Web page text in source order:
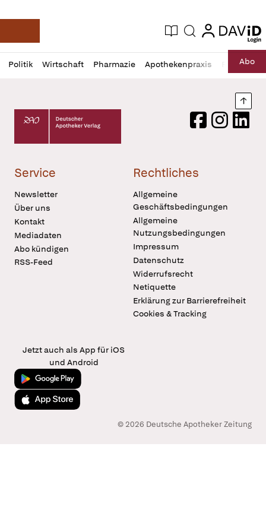
Deutsche Apotheker Zeitung
Aktuelle Ausgabe
Suche login
login
Politik Wirtschaft Pharmazie Apothekenpraxis RechtAbo
Profil
öffnen
Daz
Pur
Deutscher Apotheker Verlag Logo
FacebookInstagram
Service
Newsletter
Über uns
Kontakt
Mediadaten
Abo kündigen
RSS-Feed
Rechtliches
Allgemeine
Geschäftsbedingungen
Allgemeine
Nutzungsbedingungen
Impressum
Datenschutz
Widerrufsrecht
Netiquette
Erklärung zur Barrierefreiheit
Cookies & Tracking
Jetzt auch als App für iOS
und Android
Jetzt bei Google Play
Laden im App Store
© 2026 Deutsche Apotheker Zeitung